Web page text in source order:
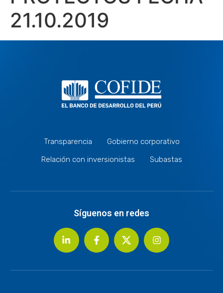
21.10.2019
Transparencia
Gobierno corporativo
Relación con inversionistas
Subastas
Síguenos en redes